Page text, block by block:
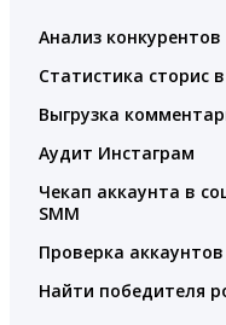
Анализ
Статистика сторис
Выгрузка
Аудит Инстаграм
Чекап аккаунта в
SMM
Проверка
Найти победителя